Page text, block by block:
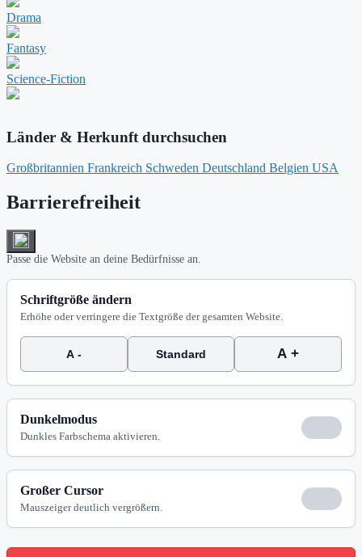
Drama
Fantasy
Science-Fiction
Länder & Herkunft durchsuchen
Großbritannien Frankreich Schweden Deutschland Belgien USA
Barrierefreiheit
Passe die Website an deine Bedürfnisse an.
Schriftgröße ändern
Erhöhe oder verringere die Textgröße der gesamten Website.
A - Standard A +
Dunkelmodus
Dunkles Farbschema aktivieren.
Großer Cursor
Mauszeiger deutlich vergrößern.